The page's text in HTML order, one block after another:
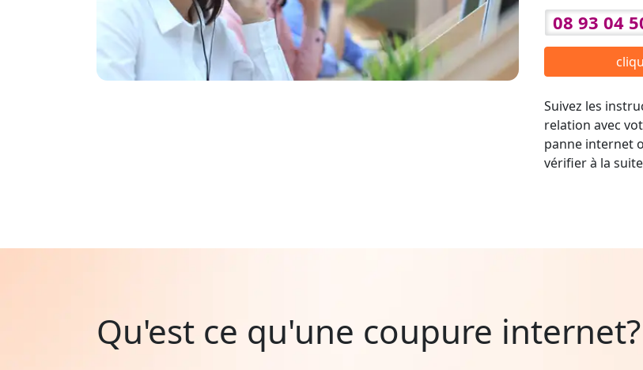
08 93 04
Suivez les
relation avec
panne internet
vérifier à la
Qu'est ce qu'une coupure internet?